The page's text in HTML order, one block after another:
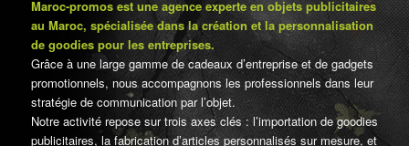
Maroc-promos est une agence experte en objets publicitaires
au Maroc, spécialisée dans la création et la personnalisation
de goodies pour les entreprises.
Grâce à une large gamme de cadeaux d’entreprise et de gadgets
promotionnels, nous accompagnons les professionnels dans leur
stratégie de communication par l’objet.
Notre activité repose sur trois axes clés : l’importation de goodies
publicitaires, la fabrication d’articles personnalisés sur mesure, et